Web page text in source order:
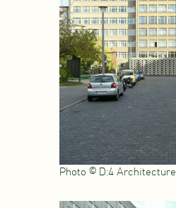
Photo © D:4 Architecture.